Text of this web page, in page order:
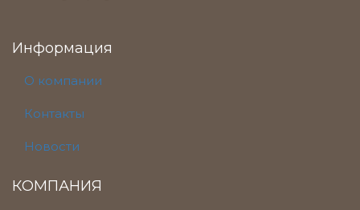
Информация
О компании
Контакты
Новости
КОМПАНИЯ